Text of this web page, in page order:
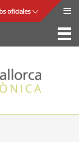
oficiales
La Sede
de Mallorca
Acceso y seguridad
Utilidades